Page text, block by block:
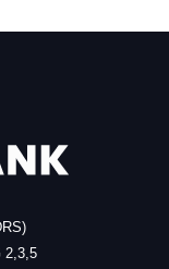
2,3,5